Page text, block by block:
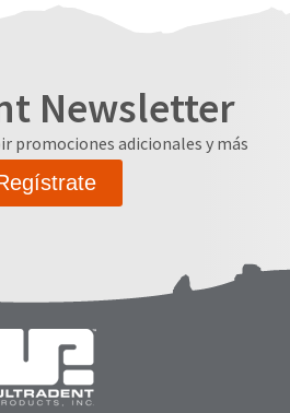
Newsletter
promociones adicionales y más